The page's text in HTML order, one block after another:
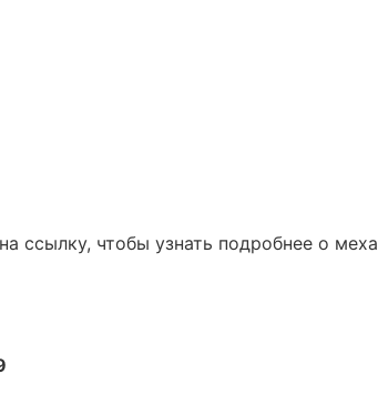
ссылку, чтобы узнать подробнее о